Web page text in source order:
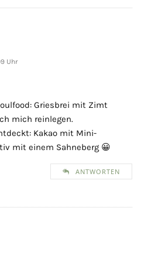
Uhr
Griesbrei mit Zimt
mich reinlegen.
Kakao mit Mini-
mit einem Sahneberg 😀
ANTWORTEN